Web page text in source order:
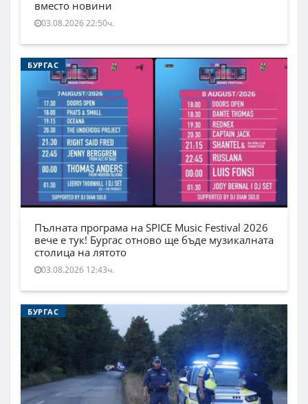
вместо новини
03.08.2026 22:50ч.
БУРГАС
Пълната програма на SPICE Music Festival 2026
вече е тук! Бургас отново ще бъде музикалната
столица на лятото
03.08.2026 12:43ч.
БУРГАС